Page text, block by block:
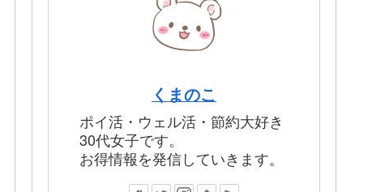
くまのこ
ポイ活・ウェル活・節約大好き
30代女子です。
お得情報を発信していきます。